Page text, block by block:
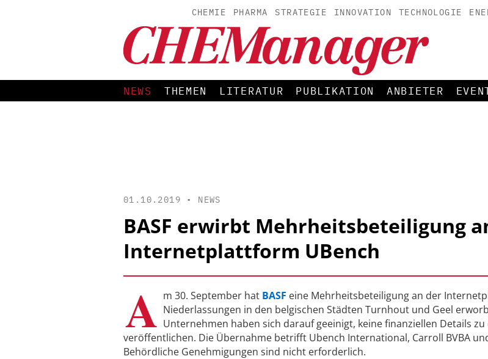
CHEMIE PHARMA STRATEGIE INNOVATION TECHNOLOGIE
NEWS THEMEN LITERATUR PUBLIKATION ANBIETER
01.10.2019 • NEWS
BASF erwirbt Mehrheitsbeteiligung
Internetplattform UBench
A m 30. September hat BASF eine Mehrheitsbeteiligung an der
Niederlassungen in den belgischen Städten Turnhout und Geel
Unternehmen haben sich darauf geeinigt, keine finanziellen Details
veröffentlichen. Die Übernahme betrifft Ubench International, Carroll BVBA
Behördliche Genehmigungen sind nicht erforderlich.